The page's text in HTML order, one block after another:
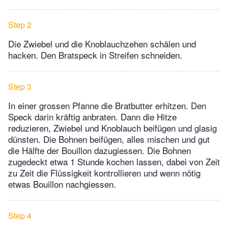
Step 2
Die Zwiebel und die Knoblauchzehen schälen und
hacken. Den Bratspeck in Streifen schneiden.
Step 3
In einer grossen Pfanne die Bratbutter erhitzen. Den
Speck darin kräftig anbraten. Dann die Hitze
reduzieren, Zwiebel und Knoblauch beifügen und glasig
dünsten. Die Bohnen beifügen, alles mischen und gut
die Hälfte der Bouillon dazugiessen. Die Bohnen
zugedeckt etwa 1 Stunde kochen lassen, dabei von Zeit
zu Zeit die Flüssigkeit kontrollieren und wenn nötig
etwas Bouillon nachgiessen.
Step 4